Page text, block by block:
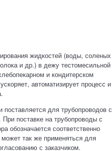
жидкостей (воды, соленых
и др.) в дежу тестомесильной
и кондитерском
автоматизирует процесс и
поставляется для трубопроводов с
поставке на трубопроводы с
обозначается соответственно
так же применяться для
с заказчиком.